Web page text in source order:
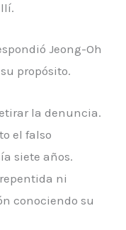
Jeong-Oh
propósito.
la denuncia.
el falso
siete años.
ni
conociendo su